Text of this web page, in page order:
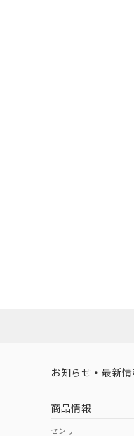
お知らせ・最新
商品情報
センサ